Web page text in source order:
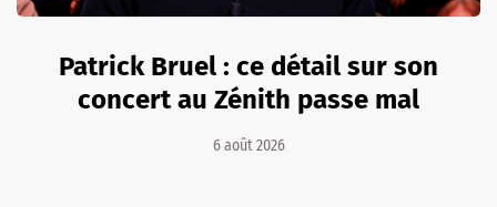
Patrick Bruel : ce détail sur son
concert au Zénith passe mal
6 août 2026